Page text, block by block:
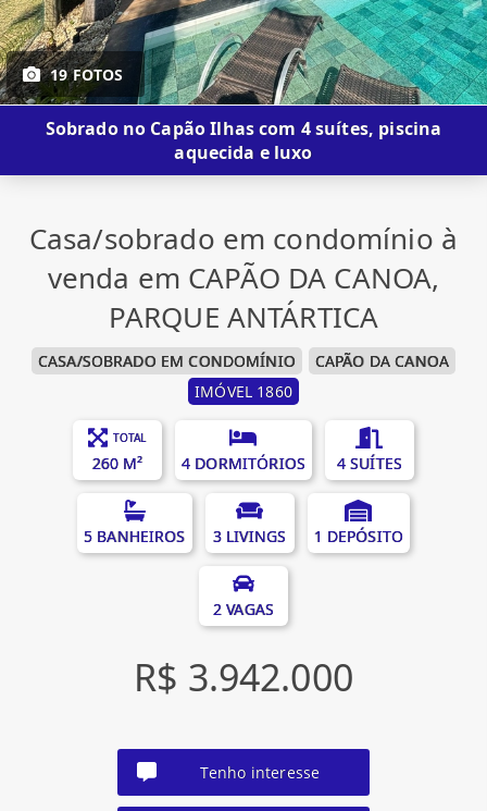
19 FOTOS
Sobrado no Capão Ilhas com 4 suítes, piscina
aquecida e luxo
Casa/sobrado em condomínio à
venda em CAPÃO DA CANOA,
PARQUE ANTÁRTICA
CASA/SOBRADO EM CONDOMÍNIO
CAPÃO DA CANOA
IMÓVEL 1860
TOTAL
260 M² 4 DORMITÓRIOS 4 SUÍTES
5 BANHEIROS 3 LIVINGS 1 DEPÓSITO
2 VAGAS
R$ 3.942.000
Tenho interesse